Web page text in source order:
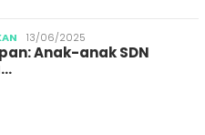
13/06/2025
Anak-anak SDN